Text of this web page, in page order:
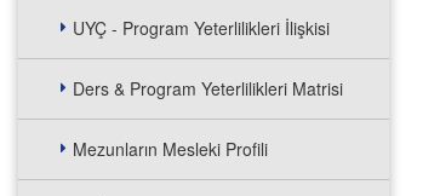
UYÇ - Program Yeterlilikleri İlişkisi
Ders & Program Yeterlilikleri Matrisi
Mezunların Mesleki Profili